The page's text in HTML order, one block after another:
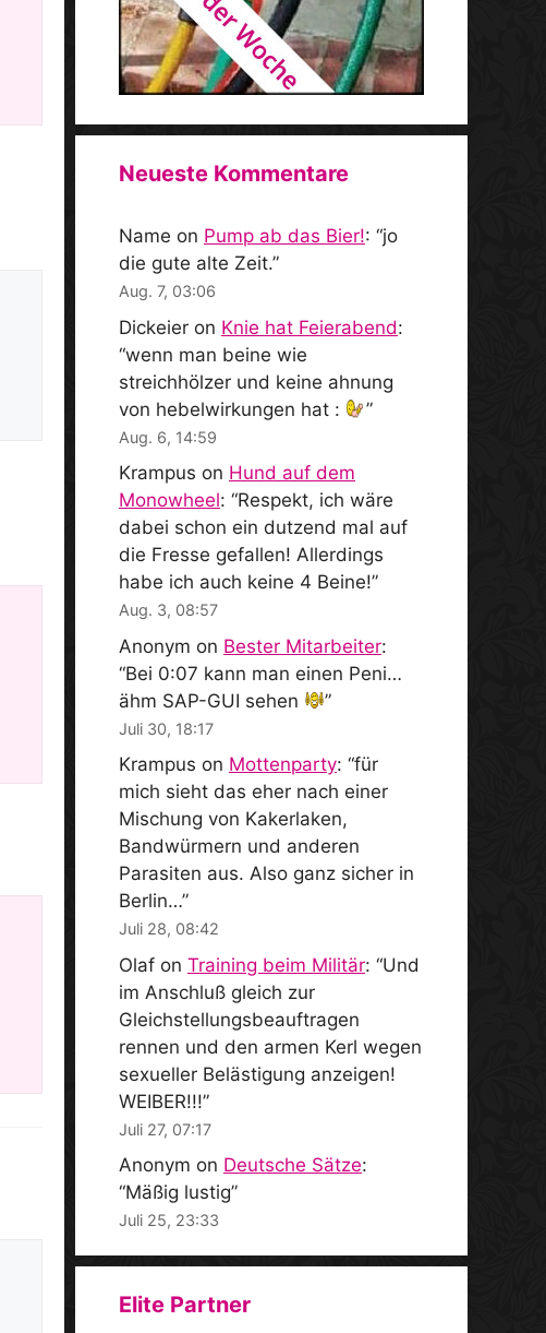
Neueste Kommentare
Name on Pump ab das Bier!: “jo
die gute alte Zeit.”
Aug. 7, 03:06
Dickeier on Knie hat Feierabend:
“wenn man beine wie
streichhölzer und keine ahnung
von hebelwirkungen hat :
”
Aug. 6, 14:59
Krampus on Hund auf dem
Monowheel: “Respekt, ich wäre
dabei schon ein dutzend mal auf
die Fresse gefallen! Allerdings
habe ich auch keine 4 Beine!”
Aug. 3, 08:57
Anonym on Bester Mitarbeiter:
“Bei 0:07 kann man einen Peni…
ähm SAP-GUI sehen
”
Juli 30, 18:17
Krampus on Mottenparty: “für
mich sieht das eher nach einer
Mischung von Kakerlaken,
Bandwürmern und anderen
Parasiten aus. Also ganz sicher in
Berlin…”
Juli 28, 08:42
Olaf on Training beim Militär: “Und
im Anschluß gleich zur
Gleichstellungsbeauftragen
rennen und den armen Kerl wegen
sexueller Belästigung anzeigen!
WEIBER!!!”
Juli 27, 07:17
Anonym on Deutsche Sätze:
“Mäßig lustig”
Juli 25, 23:33
Elite Partner